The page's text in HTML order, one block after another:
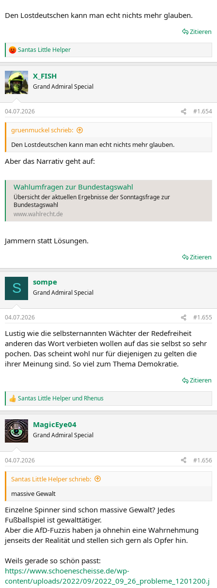
Den Lostdeutschen kann man echt nichts mehr glauben.
Zitieren
R
e
k
t
i
e
n
Santas Little Helper
X_FISH
Grand Admiral Special
04.07.2026 #1.654
gruenmuckel schrieb:
Den Lostdeutschen kann man echt nichts mehr glauben.
Aber das Narrativ geht auf:
Wahlumfragen zur Bundestagswahl
Übersicht der aktuellen Ergebnisse der Sonntagsfrage zur
Bundestagswahl
www.wahlrecht.de
Jammern statt Lösungen.
Zitieren
S sompe
Grand Admiral Special
04.07.2026 #1.655
Lustig wie die selbsternannten Wächter der Redefreiheit
anderen das Wort verbieten wollen auf das sie selbst so sehr
pochen. Das scheint wohl nur für diejenigen zu gelten die
ihrer Meinung sind. So viel zum Thema Demokratie.
Zitieren
R
e
k
t
i
e
n
Santas Little Helper und Rhenus
MagicEye04
Grand Admiral Special
04.07.2026 #1.656
Santas Little Helper schrieb:
massive Gewalt
Einzelne Spinner sind schon massive Gewalt? Jedes
Fußballspiel ist gewalttätiger.
Aber die AfD-Fuzzis haben ja ohnehin eine Wahrnehmung
jenseits der Realität und stellen sich gern als Opfer hin.
Weils gerade so schön passt:
https://www.schoenescheisse.de/wp-
content/uploads/2022/09/2022_09_26_probleme_1201200.j